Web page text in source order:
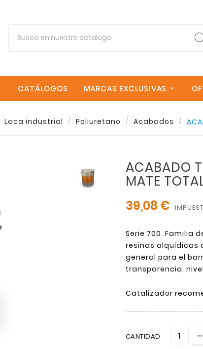
CATÁLOGOS MARCAS EXCLUSIVAS
Laca industrial Poliuretano Acabados
ACABADO
MATE
39,08 €
Serie 700. Familia
resinas alquídicas
general para el
transparencia,
Catalizador
CANTIDAD